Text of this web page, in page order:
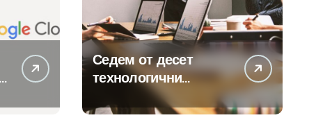
Седем от десет
технологични
компании у нас
предлагат хибридна